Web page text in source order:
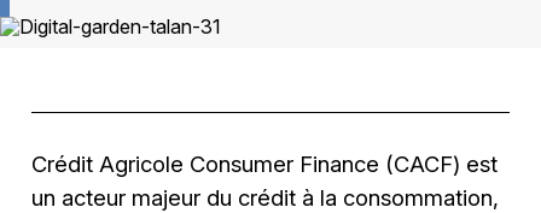
Crédit Agricole Consumer Finance (CACF) est
un acteur majeur du crédit à la consommation,